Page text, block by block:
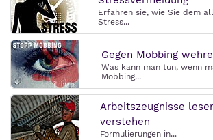
Erfahren sie, wie Sie dem
Stress...
Gegen Mobbing
Was kann man tun, wenn
Mobbing...
Arbeitszeugnisse
verstehen
Formulierungen in...